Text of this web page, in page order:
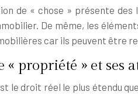
de « chose » présente
De même, les
car ils peuvent être
« propriété » et ses
le droit réel le plus étendu